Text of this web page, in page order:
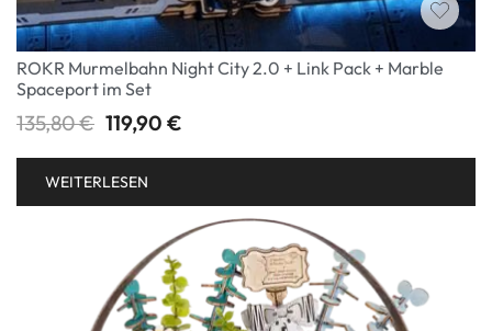
ROKR Murmelbahn Night City 2.0 + Link Pack + Marble
Spaceport im Set
135,80€ 119,90 €
WEITERLESEN